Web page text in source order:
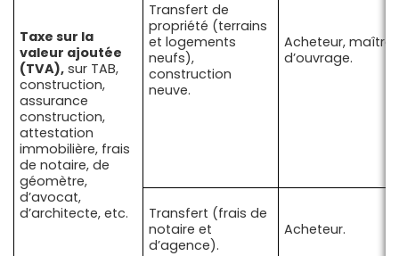
Taxe sur la
valeur ajoutée
(TVA), sur TAB,
construction,
assurance
construction,
attestation
immobilière, frais
de notaire, de
géomètre,
d’avocat,
d’architecte, etc.
Transfert de
propriété (terrains
et logements
neufs),
construction
neuve.
Acheteur, maître
d’ouvrage.
Transfert (frais de
notaire et
d’agence).
Acheteur.